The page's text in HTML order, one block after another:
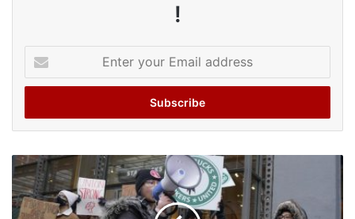
!
your
Email